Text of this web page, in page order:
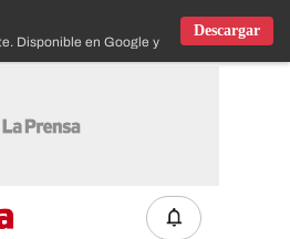
Disponible en Google y IOS
Descargar